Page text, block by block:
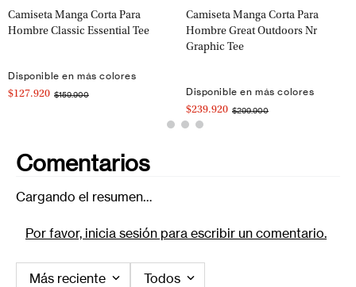
Camiseta Manga Corta Para
Hombre Classic Essential Tee
Disponible en más colores
$127.920 $159.900
Camiseta Manga Corta Para
Hombre Great Outdoors Nr
Graphic Tee
Disponible en más colores
$239.920 $299.900
Comentarios
Cargando el resumen…
Por favor, inicia sesión para escribir un comentario.
Más reciente
Todos